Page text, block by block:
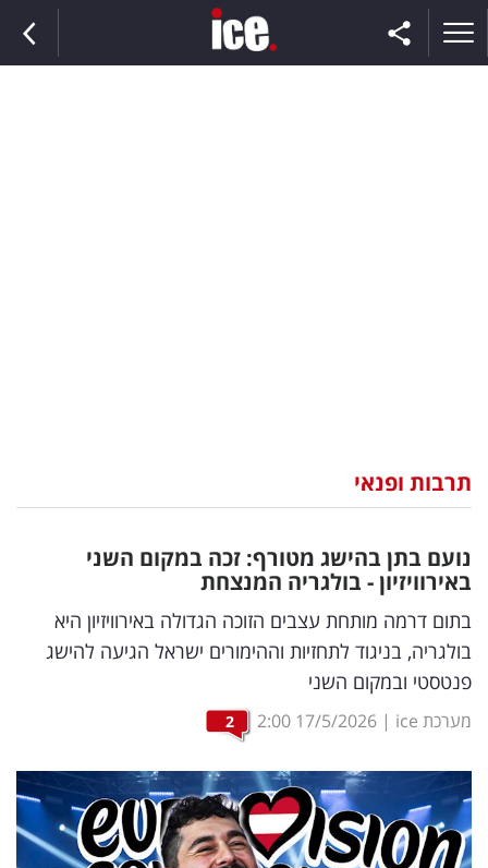
וצרכנות
דיגיטל
וטק
שיווק
ופרסום
מדדים
ומחקרים
תרבות ופנאי
נועם בתן בהישג מטורף: זכה במקום השני
באירוויזיון - בולגריה המנצחת
בתום דרמה מותחת עצבים הזוכה הגדולה באירוויזיון היא
בולגריה, בניגוד לתחזיות וההימורים ישראל הגיעה להישג
פנטסטי ובמקום השני
מערכת ice |
17/5/2026
2:00
2